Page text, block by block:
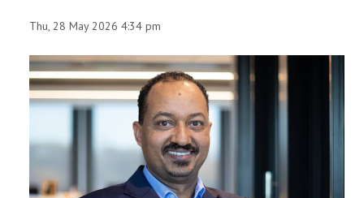
Thu, 28 May 2026 4:34 pm